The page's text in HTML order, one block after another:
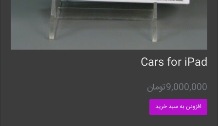
Cars for iPad
9,000,000تومان
افزودن به سبد خرید